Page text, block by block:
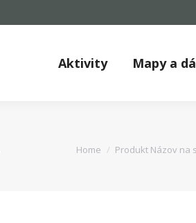
Aktivity Mapy a
You are here:
Home Produkt Názov na